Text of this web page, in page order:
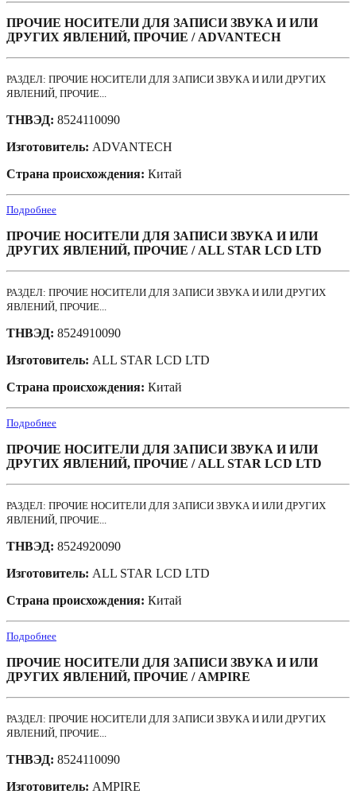
ПРОЧИЕ НОСИТЕЛИ ДЛЯ ЗАПИСИ ЗВУКА И ИЛИ
ДРУГИХ ЯВЛЕНИЙ, ПРОЧИЕ / ADVANTECH
РАЗДЕЛ: ПРОЧИЕ НОСИТЕЛИ ДЛЯ ЗАПИСИ ЗВУКА И ИЛИ ДРУГИХ
ЯВЛЕНИЙ, ПРОЧИЕ...
ТНВЭД: 8524110090
Изготовитель: ADVANTECH
Страна происхождения: Китай
Подробнее
ПРОЧИЕ НОСИТЕЛИ ДЛЯ ЗАПИСИ ЗВУКА И ИЛИ
ДРУГИХ ЯВЛЕНИЙ, ПРОЧИЕ / ALL STAR LCD LTD
РАЗДЕЛ: ПРОЧИЕ НОСИТЕЛИ ДЛЯ ЗАПИСИ ЗВУКА И ИЛИ ДРУГИХ
ЯВЛЕНИЙ, ПРОЧИЕ...
ТНВЭД: 8524910090
Изготовитель: ALL STAR LCD LTD
Страна происхождения: Китай
Подробнее
ПРОЧИЕ НОСИТЕЛИ ДЛЯ ЗАПИСИ ЗВУКА И ИЛИ
ДРУГИХ ЯВЛЕНИЙ, ПРОЧИЕ / ALL STAR LCD LTD
РАЗДЕЛ: ПРОЧИЕ НОСИТЕЛИ ДЛЯ ЗАПИСИ ЗВУКА И ИЛИ ДРУГИХ
ЯВЛЕНИЙ, ПРОЧИЕ...
ТНВЭД: 8524920090
Изготовитель: ALL STAR LCD LTD
Страна происхождения: Китай
Подробнее
ПРОЧИЕ НОСИТЕЛИ ДЛЯ ЗАПИСИ ЗВУКА И ИЛИ
ДРУГИХ ЯВЛЕНИЙ, ПРОЧИЕ / AMPIRE
РАЗДЕЛ: ПРОЧИЕ НОСИТЕЛИ ДЛЯ ЗАПИСИ ЗВУКА И ИЛИ ДРУГИХ
ЯВЛЕНИЙ, ПРОЧИЕ...
ТНВЭД: 8524110090
Изготовитель: AMPIRE